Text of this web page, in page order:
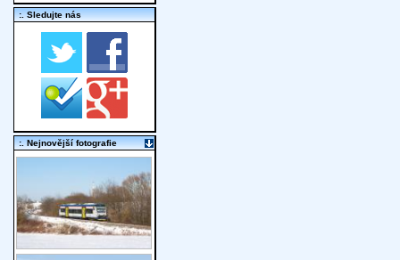
:. Sledujte nás
:. Nejnovější fotografie